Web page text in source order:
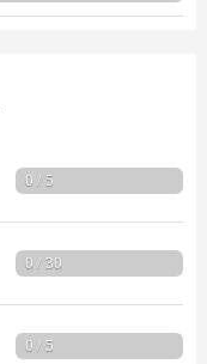
0 / 5
0 / 30
0 / 5